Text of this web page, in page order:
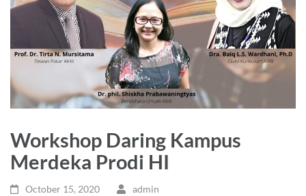
Workshop Daring Kampus
Merdeka Prodi HI
October 15, 2020 admin